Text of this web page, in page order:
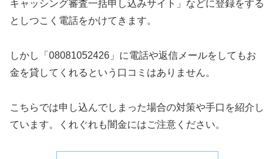
キャッシング審査一括申し込みサイト」などに登録をする
としつこく電話をかけてきます。
しかし「08081052426」に電話や返信メールをしてもお
金を貸してくれるという口コミはありません。
こちらでは申し込んでしまった場合の対策や手口を紹介し
ています。くれぐれも闇金にはご注意ください。